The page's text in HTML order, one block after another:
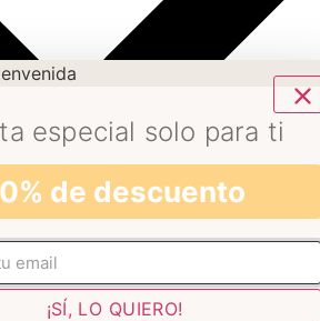
especial solo para ti
de descuento
¡SÍ, LO QUIERO!